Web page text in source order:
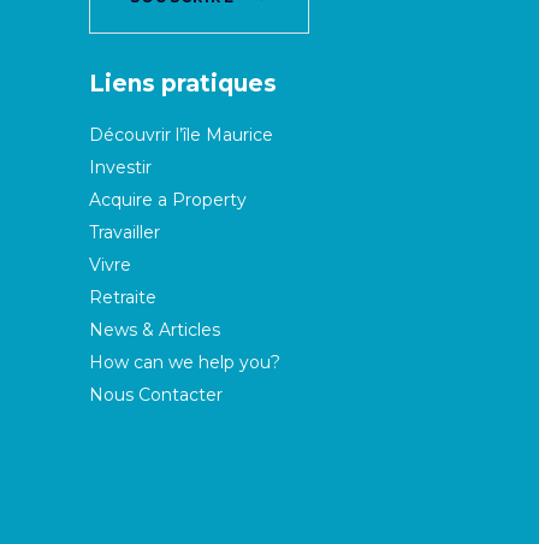
Liens pratiques
Découvrir l’île Maurice
Investir
Acquire a Property
Travailler
Vivre
Retraite
News & Articles
How can we help you?
Nous Contacter